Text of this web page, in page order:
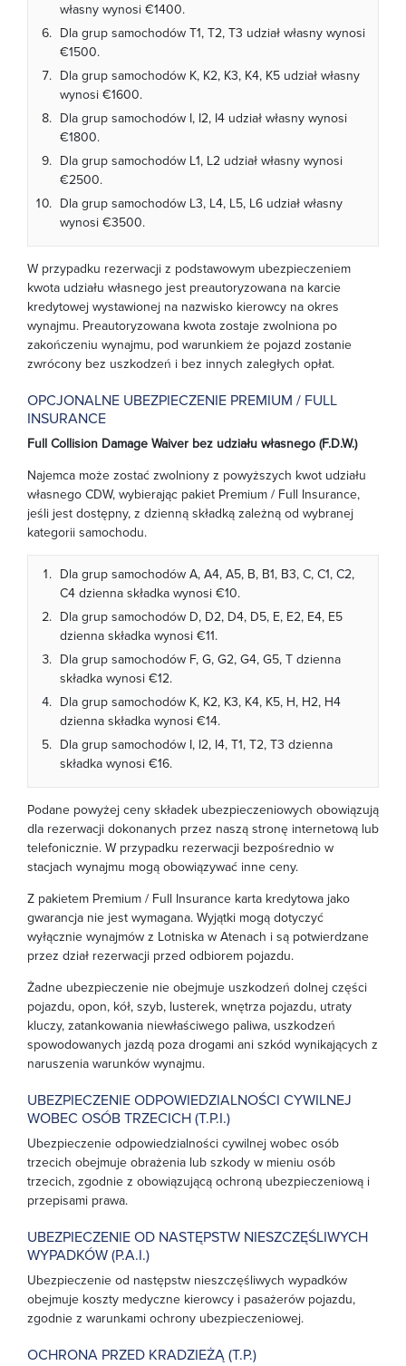
własny wynosi €1400.
Dla grup samochodów T1, T2, T3 udział własny wynosi
€1500.
Dla grup samochodów K, K2, K3, K4, K5 udział własny
wynosi €1600.
Dla grup samochodów I, I2, I4 udział własny wynosi
€1800.
Dla grup samochodów L1, L2 udział własny wynosi
€2500.
Dla grup samochodów L3, L4, L5, L6 udział własny
wynosi €3500.
W przypadku rezerwacji z podstawowym ubezpieczeniem
kwota udziału własnego jest preautoryzowana na karcie
kredytowej wystawionej na nazwisko kierowcy na okres
wynajmu. Preautoryzowana kwota zostaje zwolniona po
zakończeniu wynajmu, pod warunkiem że pojazd zostanie
zwrócony bez uszkodzeń i bez innych zaległych opłat.
OPCJONALNE UBEZPIECZENIE PREMIUM / FULL
INSURANCE
Full Collision Damage Waiver bez udziału własnego (F.D.W.)
Najemca może zostać zwolniony z powyższych kwot udziału
własnego CDW, wybierając pakiet Premium / Full Insurance,
jeśli jest dostępny, z dzienną składką zależną od wybranej
kategorii samochodu.
Dla grup samochodów A, A4, A5, B, B1, B3, C, C1, C2,
C4 dzienna składka wynosi €10.
Dla grup samochodów D, D2, D4, D5, E, E2, E4, E5
dzienna składka wynosi €11.
Dla grup samochodów F, G, G2, G4, G5, T dzienna
składka wynosi €12.
Dla grup samochodów K, K2, K3, K4, K5, H, H2, H4
dzienna składka wynosi €14.
Dla grup samochodów I, I2, I4, T1, T2, T3 dzienna
składka wynosi €16.
Podane powyżej ceny składek ubezpieczeniowych obowiązują
dla rezerwacji dokonanych przez naszą stronę internetową lub
telefonicznie. W przypadku rezerwacji bezpośrednio w
stacjach wynajmu mogą obowiązywać inne ceny.
Z pakietem Premium / Full Insurance karta kredytowa jako
gwarancja nie jest wymagana. Wyjątki mogą dotyczyć
wyłącznie wynajmów z Lotniska w Atenach i są potwierdzane
przez dział rezerwacji przed odbiorem pojazdu.
Żadne ubezpieczenie nie obejmuje uszkodzeń dolnej części
pojazdu, opon, kół, szyb, lusterek, wnętrza pojazdu, utraty
kluczy, zatankowania niewłaściwego paliwa, uszkodzeń
spowodowanych jazdą poza drogami ani szkód wynikających z
naruszenia warunków wynajmu.
UBEZPIECZENIE ODPOWIEDZIALNOŚCI CYWILNEJ
WOBEC OSÓB TRZECICH (T.P.I.)
Ubezpieczenie odpowiedzialności cywilnej wobec osób
trzecich obejmuje obrażenia lub szkody w mieniu osób
trzecich, zgodnie z obowiązującą ochroną ubezpieczeniową i
przepisami prawa.
UBEZPIECZENIE OD NASTĘPSTW NIESZCZĘŚLIWYCH
WYPADKÓW (P.A.I.)
Ubezpieczenie od następstw nieszczęśliwych wypadków
obejmuje koszty medyczne kierowcy i pasażerów pojazdu,
zgodnie z warunkami ochrony ubezpieczeniowej.
OCHRONA PRZED KRADZIEŻĄ (T.P.)